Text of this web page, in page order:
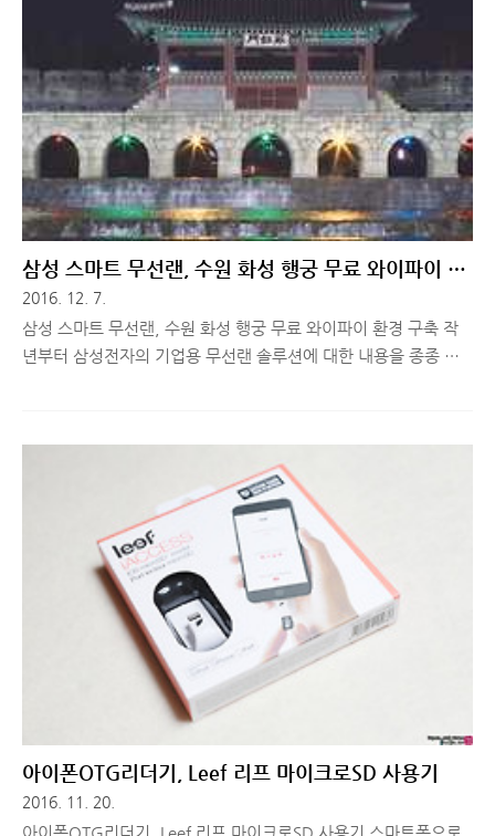
직접 제품을 체험한 뒤, 경험한 사실 그대로 알려준 체험기입니다.
참고하세요! 추워요. 저는 춥습니다. 여러분도 추운가요. 손도 춥
고 발고 춥고 얼굴도 추워요 덕분에 건성 악건성 dog건성인 제 피
부는 하루하루 비명을 지르고 있습니다. 옷장에서 패딩 꺼내입는
요즘같은..
삼성 스마트 무선랜, 수원 화성 행궁 무료 와이파이 환
경 구축
2016. 12. 7.
삼성 스마트 무선랜, 수원 화성 행궁 무료 와이파이 환경 구축 작
년부터 삼성전자의 기업용 무선랜 솔루션에 대한 내용을 종종 다
고 있는데요. 수원 화성 행궁에 구축된 삼성 Mesh Outdoor AP
에 대해 간단히 소개해드리도록 하겠습니다. 수원 화성 행궁에 무
료 공공 와이파이가?수원시는 올해 5월, 화성 행궁과 박물관을 찾
는 관람객들의 편의를 위해 무료 공고 와이파이를 설치했습니다.
이곳은 국내에 있는 가장 큰 규모의 행궁으로 '대장금' 등 유명한
사극 드라마 촬영지이기도 합니다. 무예 시범공연, 궁중복식, 전통
아이폰OTG리더기, Leef 리프 마이크로SD 사용기
2016. 11. 20.
아이폰OTG리더기, Leef 리프 마이크로SD 사용기 스마트폰으로